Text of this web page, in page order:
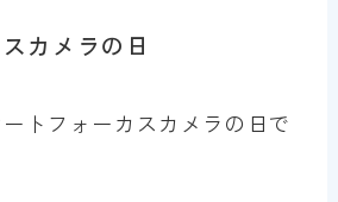
カメラの日